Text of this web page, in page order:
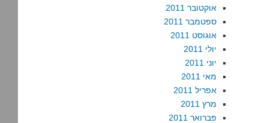
אוקטובר 2011
ספטמבר 2011
אוגוסט 2011
יולי 2011
יוני 2011
מאי 2011
אפריל 2011
מרץ 2011
פברואר 2011